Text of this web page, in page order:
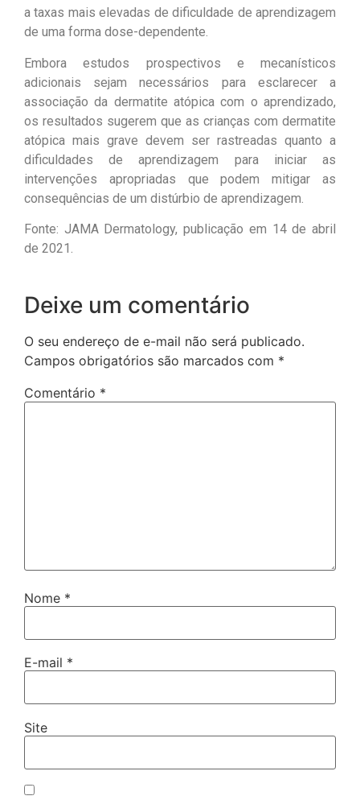
a taxas mais elevadas de dificuldade de aprendizagem
de uma forma dose-dependente.
Embora estudos prospectivos e mecanísticos
adicionais sejam necessários para esclarecer a
associação da dermatite atópica com o aprendizado,
os resultados sugerem que as crianças com dermatite
atópica mais grave devem ser rastreadas quanto a
dificuldades de aprendizagem para iniciar as
intervenções apropriadas que podem mitigar as
consequências de um distúrbio de aprendizagem.
Fonte: JAMA Dermatology, publicação em 14 de abril
de 2021.
Deixe um comentário
O seu endereço de e-mail não será publicado.
Campos obrigatórios são marcados com *
Comentário *
Nome *
E-mail *
Site